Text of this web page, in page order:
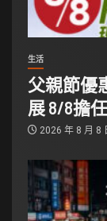
生活
父親節優
展 8/8擔
2026 年 8 月 8